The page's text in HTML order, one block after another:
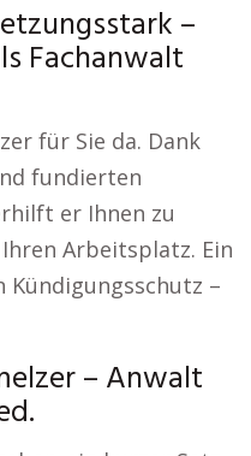
–
Fachanwalt
für Sie da. Dank
fundierten
er Ihnen zu
Arbeitsplatz. Ein
Kündigungsschutz –
– Anwalt